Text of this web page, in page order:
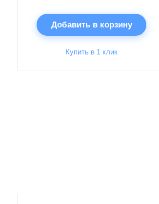
Добавить в корзину
Купить в 1 клик